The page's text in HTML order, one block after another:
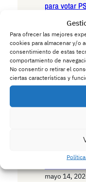
Para ofrecer las mejores
cookies para almacenar y/o
consentimiento de estas
comportamiento de
No consentir o retirar el
ciertas características y
para votar
mayo 15,
Andalucía
las seis
VOX en las
autonómicas
mayo 15,
Andalucía
seis
La Policía
cuidado
mayo 14,